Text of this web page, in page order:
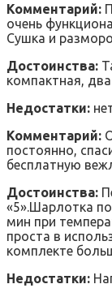
Комментарий:
очень
Сушка и
Достоинства:
компактная,
Недостатки:
Комментарий:
постоянно,
бесплатную
Достоинства:
«5».Шарлотка
мин при
проста в
комплекте
Недостатки: